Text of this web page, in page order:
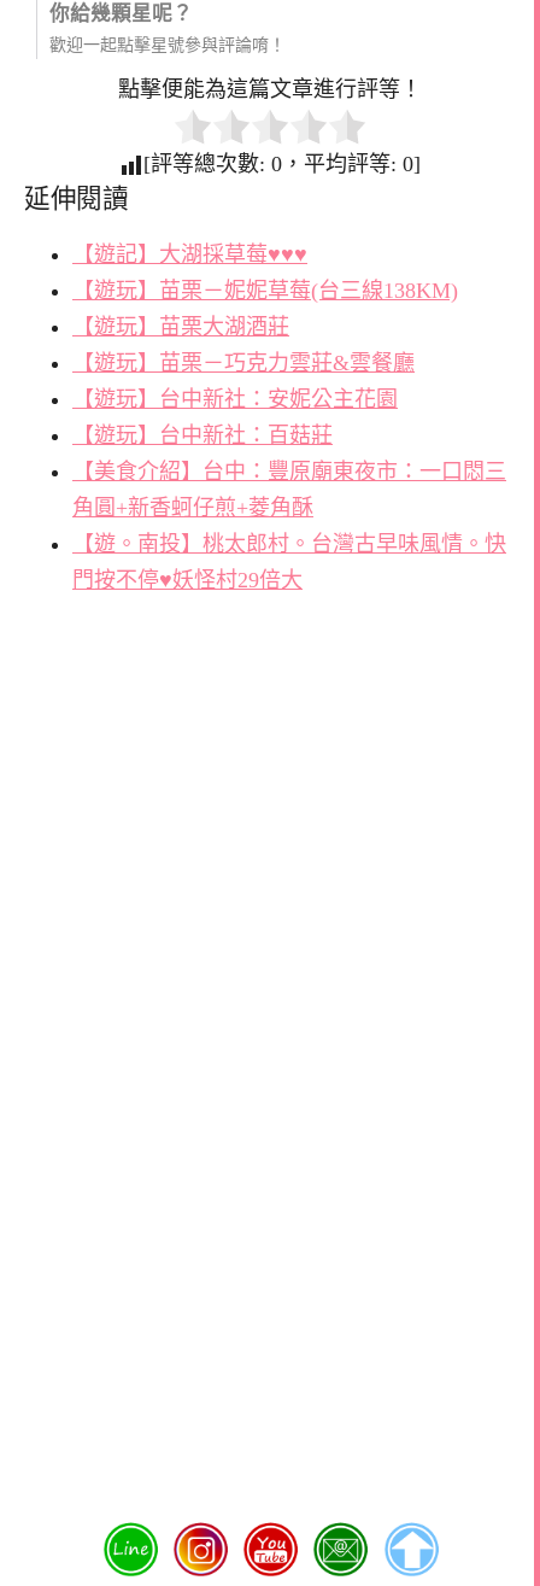
你給幾顆星呢？
歡迎一起點擊星號參與評論唷！
點擊便能為這篇文章進行評等！
[評等總次數: 0 ，平均評等: 0]
延伸閱讀
【遊記】大湖採草莓♥♥♥
【遊玩】苗栗－妮妮草莓(台三線138KM)
【遊玩】苗栗大湖酒莊
【遊玩】苗栗－巧克力雲莊&雲餐廳
【遊玩】台中新社：安妮公主花園
【遊玩】台中新社：百菇莊
【美食介紹】台中：豐原廟東夜市：一口悶三
角圓+新香蚵仔煎+菱角酥
【遊。南投】桃太郎村。台灣古早味風情。快
門按不停♥妖怪村29倍大